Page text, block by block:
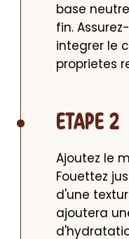
base
fin.
integrer le
proprietes
ETAPE 2
Ajoutez le
Fouettez
d'une
ajoutera